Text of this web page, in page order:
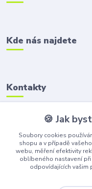
Kde nás najdete
Kontakty
Zákaznická podpora
+420 606 218 592
info@hrackoviste.cz
🍪 Jak
Soubory cookies
shopu a v případě
webu, měření efektivity
oblíbeného nastavení
odpovídajících vašim